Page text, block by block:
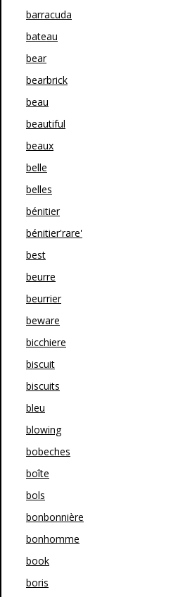
barracuda
bateau
bear
bearbrick
beau
beautiful
beaux
belle
belles
bénitier
bénitier'rare'
best
beurre
beurrier
beware
bicchiere
biscuit
biscuits
bleu
blowing
bobeches
boîte
bols
bonbonnière
bonhomme
book
boris